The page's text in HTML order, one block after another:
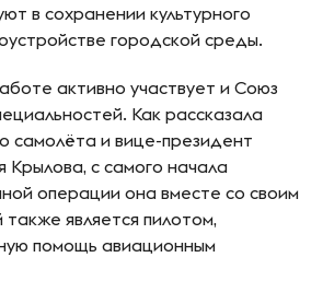
в сохранении культурного
городской среды.
активно участвует и Союз
Как рассказала
самолёта и вице-президент
Крылова, с самого начала
операции она вместе со своим
также является пилотом,
помощь авиационным